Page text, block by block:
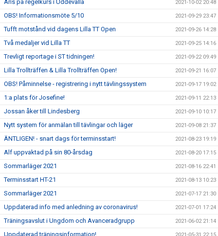
Aris på regelkurs i Uddevalla 2021-10-02 20:48
OBS! Informationsmöte 5/10 2021-09-29 23:47
Tufft motstånd vid dagens Lilla TT Open 2021-09-26 14:28
Två medaljer vid Lilla TT 2021-09-25 14:16
Trevligt reportage i ST tidningen! 2021-09-22 09:49
Lilla Trollträffen & Lilla Trollträffen Open! 2021-09-21 16:07
OBS! Påminnelse - registrering i nytt tävlingssystem 2021-09-17 19:02
1:a plats för Josefine! 2021-09-11 22:13
Jossan åker till Lindesberg 2021-09-10 10:17
Nytt system för anmälan till tävlingar och läger 2021-09-08 21:37
ÄNTLIGEN! - snart dags för terminsstart! 2021-08-23 19:19
Alf uppvaktad på sin 80-årsdag 2021-08-20 17:15
Sommarläger 2021 2021-08-16 22:41
Terminsstart HT-21 2021-08-13 10:23
Sommarläger 2021 2021-07-17 21:30
Uppdaterad info med anledning av coronavirus! 2021-07-01 17:24
Träningsavslut i Ungdom och Avanceradgrupp 2021-06-02 21:14
Uppdaterad träningsinformation!